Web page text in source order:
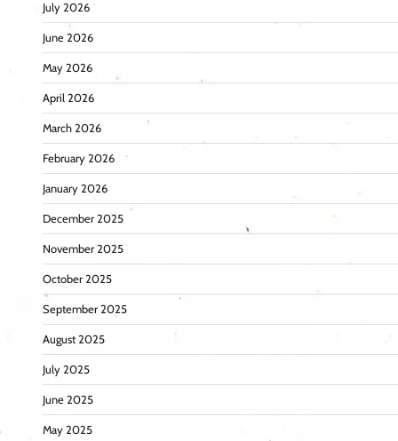
July 2026
June 2026
May 2026
April 2026
March 2026
February 2026
January 2026
December 2025
November 2025
October 2025
September 2025
August 2025
July 2025
June 2025
May 2025